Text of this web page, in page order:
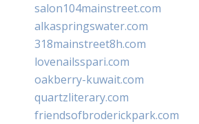
salon104mainstreet.com
alkaspringswater.com
318mainstreet8h.com
lovenailsspari.com
oakberry-kuwait.com
quartzliterary.com
friendsofbroderickpark.com